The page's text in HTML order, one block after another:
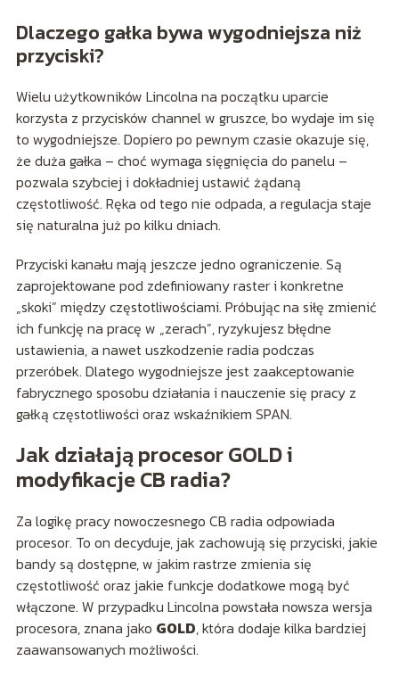
Dlaczego gałka bywa wygodniejsza niż
przyciski?
Wielu użytkowników Lincolna na początku uparcie
korzysta z przycisków channel w gruszce, bo wydaje im się
to wygodniejsze. Dopiero po pewnym czasie okazuje się,
że duża gałka – choć wymaga sięgnięcia do panelu –
pozwala szybciej i dokładniej ustawić żądaną
częstotliwość. Ręka od tego nie odpada, a regulacja staje
się naturalna już po kilku dniach.
Przyciski kanału mają jeszcze jedno ograniczenie. Są
zaprojektowane pod zdefiniowany raster i konkretne
„skoki” między częstotliwościami. Próbując na siłę zmienić
ich funkcję na pracę w „zerach”, ryzykujesz błędne
ustawienia, a nawet uszkodzenie radia podczas
przeróbek. Dlatego wygodniejsze jest zaakceptowanie
fabrycznego sposobu działania i nauczenie się pracy z
gałką częstotliwości oraz wskaźnikiem SPAN.
Jak działają procesor GOLD i
modyfikacje CB radia?
Za logikę pracy nowoczesnego CB radia odpowiada
procesor. To on decyduje, jak zachowują się przyciski, jakie
bandy są dostępne, w jakim rastrze zmienia się
częstotliwość oraz jakie funkcje dodatkowe mogą być
włączone. W przypadku Lincolna powstała nowsza wersja
procesora, znana jako GOLD, która dodaje kilka bardziej
zaawansowanych możliwości.